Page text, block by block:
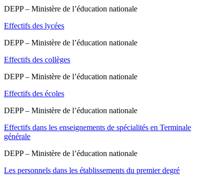
DEPP – Ministère de l’éducation nationale
Effectifs des lycées
DEPP – Ministère de l’éducation nationale
Effectifs des collèges
DEPP – Ministère de l’éducation nationale
Effectifs des écoles
DEPP – Ministère de l’éducation nationale
Effectifs dans les enseignements de spécialités en Terminale
générale
DEPP – Ministère de l’éducation nationale
Les personnels dans les établissements du premier degré